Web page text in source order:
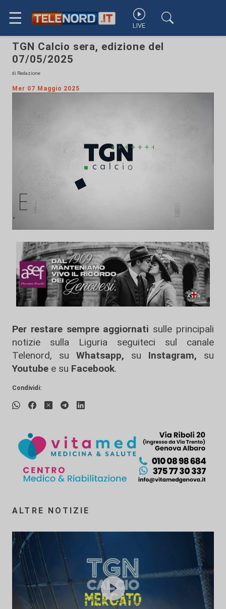
☰ LIVE
TGN Calcio sera, edizione del
07/05/2025
di Redazione
Mer 07 Maggio 2025
Per restare sempre aggiornati sulle principali
notizie sulla Liguria seguiteci sul canale
Telenord, su
Whatsapp, su Instagram, su
Youtube e su Facebook.
Condividi:
ALTRE NOTIZIE